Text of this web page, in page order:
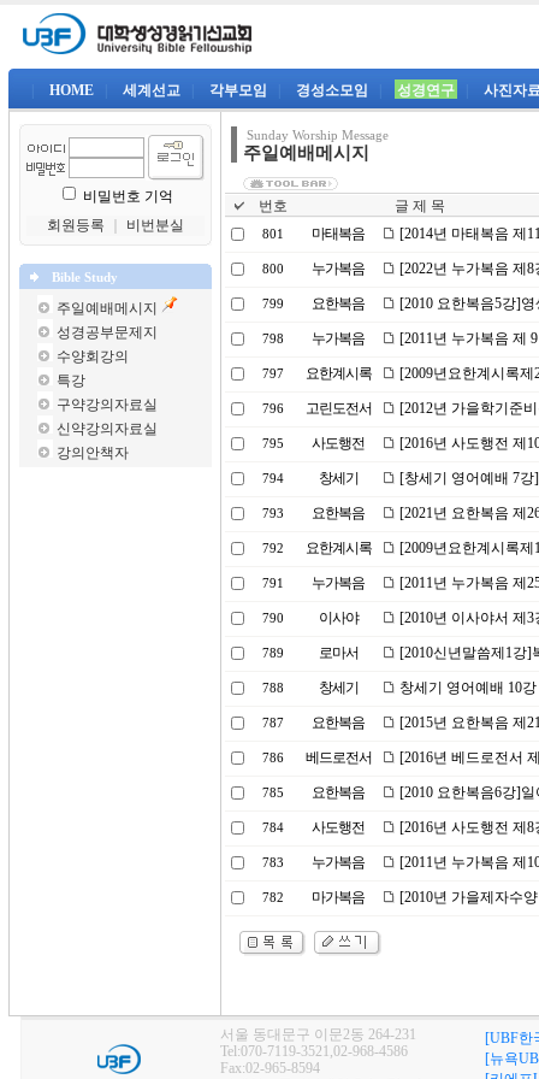
HOME 세계선교 각부모임 경성소모임 성경연구 사진자
비밀번호 기억
회원등록
비번분실
Bible Study
주일예배메시지
성경공부문제지
수양회강의
특강
구약강의자료실
신약강의자료실
강의안책자
Sunday Worship Message
주일예배메시지
번호 글 제 목
801 마태복음 [2014년 마태복음 제
800 누가복음 [2022년 누가복음 제
799 요한복음 [2010 요한복음5강]
798 누가복음 [2011년 누가복음 제
797 요한계시록 [2009년요한계시록
796 고린도전서 [2012년 가을학기준
795 사도행전 [2016년 사도행전 제
794 창세기 [창세기 영어예배 7강]
793 요한복음 [2021년 요한복음 제
792 요한계시록 [2009년요한계시록
791 누가복음 [2011년 누가복음 제
790 이사야 [2010년 이사야서 제
789 로마서 [2010신년말씀제1강
788 창세기 창세기 영어예배 10
787 요한복음 [2015년 요한복음 제
786 베드로전서 [2016년 베드로전서
785 요한복음 [2010 요한복음6강]
784 사도행전 [2016년 사도행전 제
783 누가복음 [2011년 누가복음 제
782 마가복음 [2010년 가을제자수
서울 동대문구 이문2동 264-231
Tel:070-7119-3521,02-968-4586
Fax:02-965-8594
[UBF한
[뉴욕